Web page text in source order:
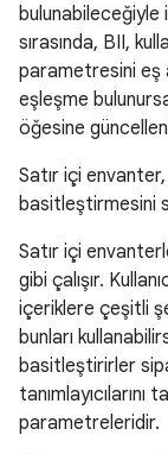
bulunabileceğiyle
sırasında, BII,
parametresini eş
eşleşme
öğesine
Satır içi
basitleştirmesini
Satır içi
gibi çalışır.
içeriklere çeşitli
bunları
basitleştirirler
parametreleridir.